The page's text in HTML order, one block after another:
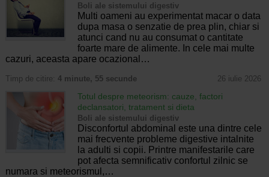
Boli ale sistemului digestiv
Multi oameni au experimentat macar o data
dupa masa o senzatie de prea plin, chiar si
atunci cand nu au consumat o cantitate
foarte mare de alimente. In cele mai multe
cazuri, aceasta apare ocazional…
Timp de citire: 4 minute, 55 secunde 26 iulie 2026
Totul despre meteorism: cauze, factori
declansatori, tratament si dieta
Boli ale sistemului digestiv
Disconfortul abdominal este una dintre cele
mai frecvente probleme digestive intalnite
la adulti si copii. Printre manifestarile care
pot afecta semnificativ confortul zilnic se
numara si meteorismul,…